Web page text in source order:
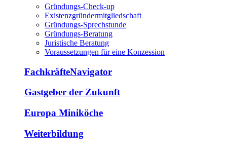
Gründungs-Check-up
Existenzgründermitgliedschaft
Gründungs-Sprechstunde
Gründungs-Beratung
Juristische Beratung
Voraussetzungen für eine Konzession
FachkräfteNavigator
Gastgeber der Zukunft
Europa Miniköche
Weiterbildung